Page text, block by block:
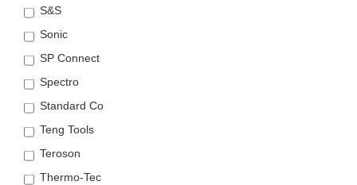
S&S
Sonic
SP Connect
Spectro
Standard Co
Teng Tools
Teroson
Thermo-Tec